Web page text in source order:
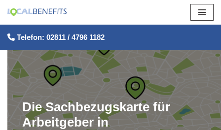
Zum
Inhalt
springen
Telefon: 02811 / 4796 1182
Die Sachbezugskarte für
Arbeitgeber in